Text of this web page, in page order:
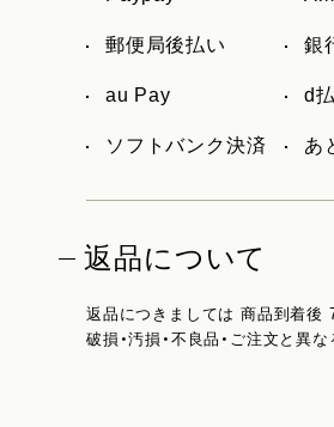
郵便局後払い 銀
au Pay d
ソフトバンク決済 あ
返品について
返品につきましては 商品到着後
破損・汚損・不良品・ご注文と異